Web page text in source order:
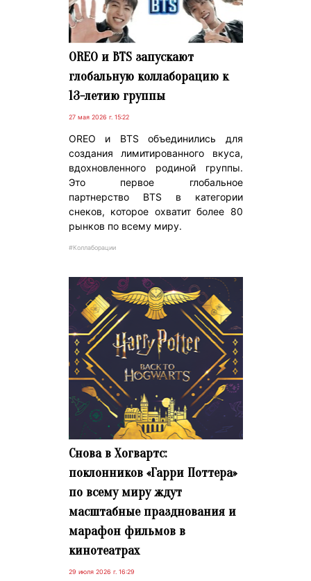
OREO и BTS запускают
глобальную коллаборацию к
13-летию группы
27 мая 2026 г. 15:22
OREO и BTS объединились для
создания лимитированного вкуса,
вдохновленного родиной группы.
Это первое глобальное
партнерство BTS в категории
снеков, которое охватит более 80
рынков по всему миру.
#Коллаборации
Снова в Хогвартс:
поклонников «Гарри Поттера»
по всему миру ждут
масштабные празднования и
марафон фильмов в
кинотеатрах
29 июля 2026 г. 16:29